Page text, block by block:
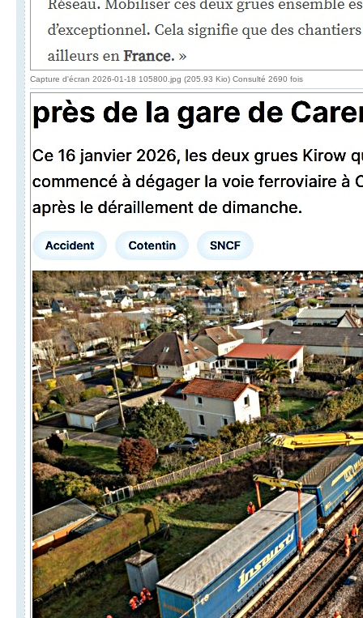
Capture d'écran 2026-01-18 105800.jpg (205.93 Kio) Consulté 2690 fois